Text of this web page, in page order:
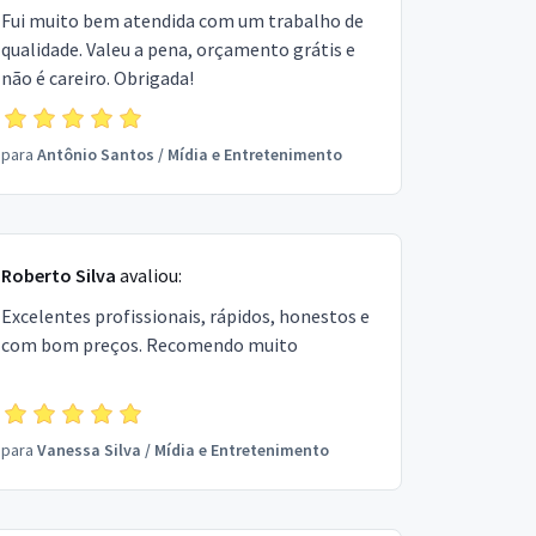
Fui muito bem atendida com um trabalho de
qualidade. Valeu a pena, orçamento grátis e
não é careiro. Obrigada!
para Antônio Santos / Mídia e Entretenimento
Roberto Silva avaliou:
Excelentes profissionais, rápidos, honestos e
com bom preços. Recomendo muito
para Vanessa Silva / Mídia e Entretenimento